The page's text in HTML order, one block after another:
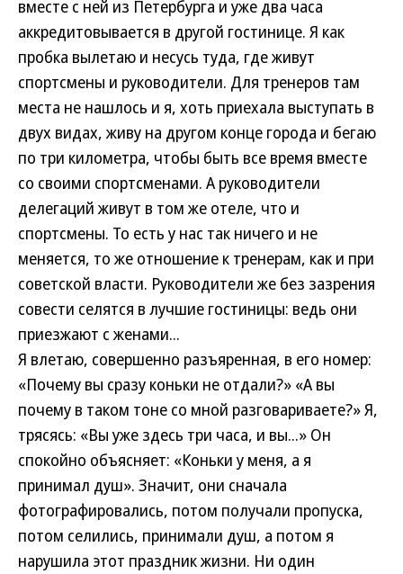
вместе с ней из Петербурга и уже два часа
аккредитовывается в другой гостинице. Я как
пробка вылетаю и несусь туда, где живут
спортсмены и руководители. Для тренеров там
места не нашлось и я, хоть приехала выступать в
двух видах, живу на другом конце города и бегаю
по три километра, чтобы быть все время вместе
со своими спортсменами. А руководители
делегаций живут в том же отеле, что и
спортсмены. То есть у нас так ничего и не
меняется, то же отношение к тренерам, как и при
советской власти. Руководители же без зазрения
совести селятся в лучшие гостиницы: ведь они
приезжают с женами...
Я влетаю, совершенно разъяренная, в его номер:
«Почему вы сразу коньки не отдали?» «А вы
почему в таком тоне со мной разговариваете?» Я,
трясясь: «Вы уже здесь три часа, и вы...» Он
спокойно объясняет: «Коньки у меня, а я
принимал душ». Значит, они сначала
фотографировались, потом получали пропуска,
потом селились, принимали душ, а потом я
нарушила этот праздник жизни. Ни один